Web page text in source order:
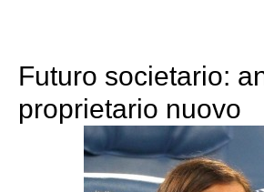
Futuro societario:
proprietario nuovo